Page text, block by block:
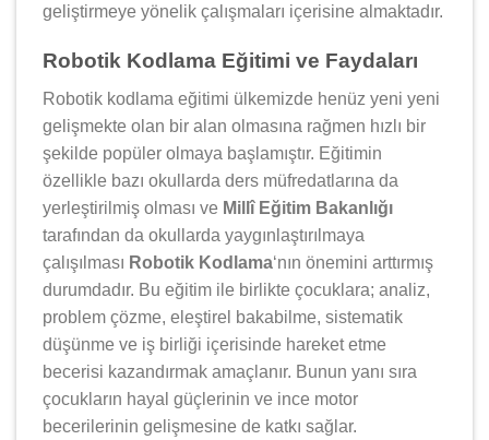
geliştirmeye yönelik çalışmaları içerisine almaktadır.
Robotik Kodlama Eğitimi ve Faydaları
Robotik kodlama eğitimi ülkemizde henüz yeni yeni
gelişmekte olan bir alan olmasına rağmen hızlı bir
şekilde popüler olmaya başlamıştır. Eğitimin
özellikle bazı okullarda ders müfredatlarına da
yerleştirilmiş olması ve Millî Eğitim Bakanlığı
tarafından da okullarda yaygınlaştırılmaya
çalışılması Robotik Kodlama‘nın önemini arttırmış
durumdadır. Bu eğitim ile birlikte çocuklara; analiz,
problem çözme, eleştirel bakabilme, sistematik
düşünme ve iş birliği içerisinde hareket etme
becerisi kazandırmak amaçlanır. Bunun yanı sıra
çocukların hayal güçlerinin ve ince motor
becerilerinin gelişmesine de katkı sağlar.